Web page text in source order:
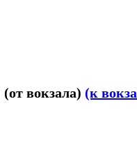
(от вокзала) (к